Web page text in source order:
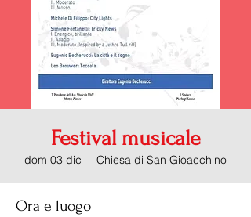
Festival musicale
dom 03 dic
  |
Chiesa di San Gioacchino
Ora e luogo